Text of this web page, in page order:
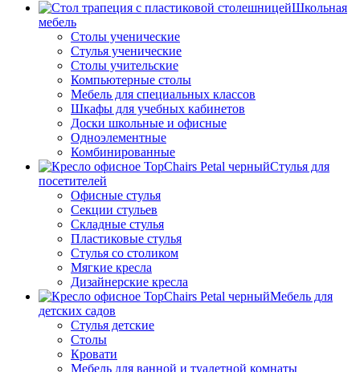
Школьная
мебель
Столы ученические
Стулья ученические
Столы учительские
Компьютерные столы
Мебель для специальных классов
Шкафы для учебных кабинетов
Доски школьные и офисные
Одноэлементные
Комбинированные
Стулья для
посетителей
Офисные стулья
Секции стульев
Складные стулья
Пластиковые стулья
Стулья со столиком
Мягкие кресла
Дизайнерские кресла
Мебель для
детских садов
Стулья детские
Столы
Кровати
Мебель для ванной и туалетной комнаты